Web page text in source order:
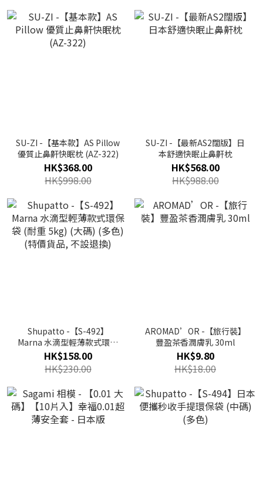
SU-ZI -【基本款】AS Pillow
優質止鼻鼾快眠枕 (AZ-322)
HK$368.00
HK$998.00
SU-ZI -【最新AS2闊版】日
本舒適快眠止鼻鼾枕
HK$568.00
HK$988.00
Shupatto -【S-492】
Marna 水滴型輕薄款式環保
袋 (耐重 5kg) (大碼) (多色)
(特價貨品, 不設退換)
HK$158.00
HK$230.00
AROMAD’OR -【旅行裝】
豐盈茶香潤膚乳 30ml
HK$9.80
HK$18.00